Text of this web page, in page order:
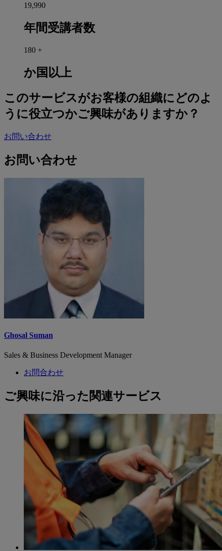
20,000
年間受講者数
180 +
か国以上
このサービスがお客様の組織にどのよ
うに役立つかご興味がありますか？
お問い合わせ
お問い合わせ
Ghosal Suman
Sales & Business Development Manager
お問合わせ
ご興味に沿った関連サービス